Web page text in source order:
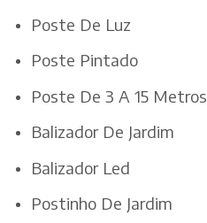
Poste De Luz
Poste Pintado
Poste De 3 A 15 Metros
Balizador De Jardim
Balizador Led
Postinho De Jardim